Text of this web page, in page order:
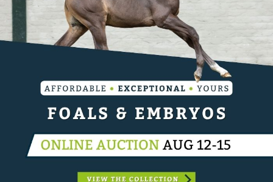
De toon is gezet in Arville. Na een messcherpe
dressuurronde heeft Maarten Boon de koppositie
gegrepen op het Belgisch kampioenschap eventing.
Met de KWPN-merrie Gravin van Cantos reed hij